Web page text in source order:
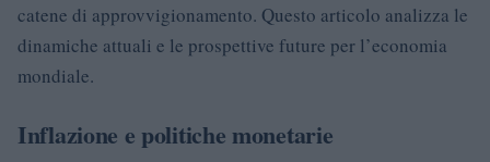
catene di approvvigionamento. Questo articolo analizza le
dinamiche attuali e le prospettive future per l’economia
mondiale.
Inflazione e politiche monetarie